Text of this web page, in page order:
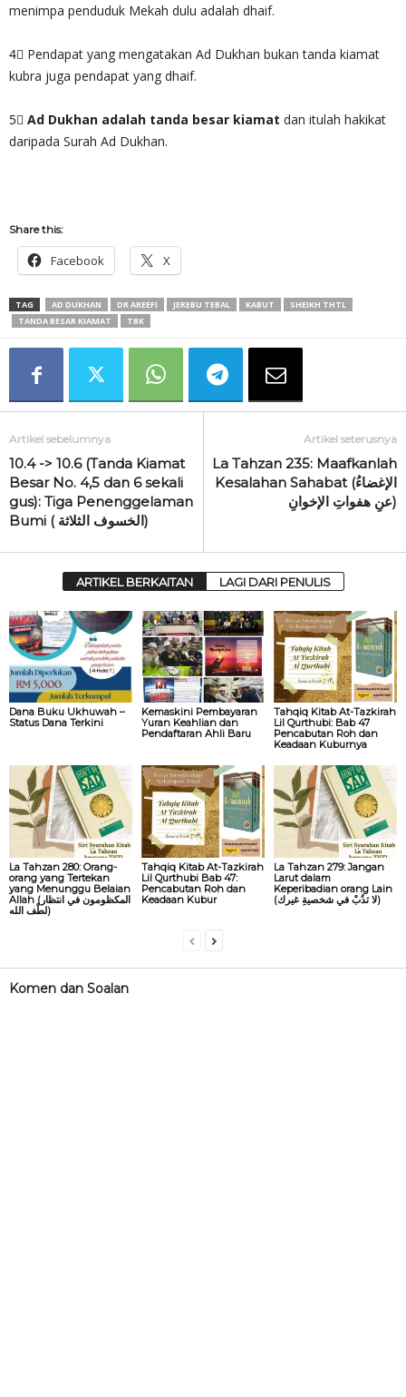
menimpa penduduk Mekah dulu adalah dhaif.
4⃣ Pendapat yang mengatakan Ad Dukhan bukan tanda kiamat
kubra juga pendapat yang dhaif.
5⃣ Ad Dukhan adalah tanda besar kiamat dan itulah hakikat
daripada Surah Ad Dukhan.
Share this:
Facebook X
TAG AD DUKHAN DR AREEFI JEREBU TEBAL KABUT
SHEIKH THTL
TANDA BESAR KIAMAT
TBK
Artikel sebelumnya
10.4 -> 10.6 (Tanda Kiamat
Besar No. 4,5 dan 6 sekali
gus): Tiga Penenggelaman
Bumi ( الخسوف الثلاثة)
Artikel seterusnya
La Tahzan 235: Maafkanlah
Kesalahan Sahabat (الإغضاءُ
عنِ هفواتِ الإخوانِ)
ARTIKEL BERKAITAN LAGI DARI PENULIS
Dana Buku Ukhuwah –
Status Dana Terkini
Kemaskini Pembayaran
Yuran Keahlian dan
Pendaftaran Ahli Baru
Tahqiq Kitab At-Tazkirah
Lil Qurthubi: Bab 47
Pencabutan Roh dan
Keadaan Kuburnya
La Tahzan 280: Orang-
orang yang Tertekan
yang Menunggu Belaian
Allah (المكظومون في انتظار
لطْف الله)
Tahqiq Kitab At-Tazkirah
Lil Qurthubi Bab 47:
Pencabutan Roh dan
Keadaan Kubur
La Tahzan 279: Jangan
Larut dalam
Keperibadian orang Lain
(لا تذُبْ في شخصيةِ غيرك)
Komen dan Soalan